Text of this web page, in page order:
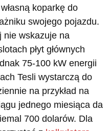
koparkę do
swojego pojazdu.
nie wskazuje na
płyt głównych
75-100 kW energii
Tesli wystarczą do
na przykład na
jednego miesiąca da
700 dolarów. Dla